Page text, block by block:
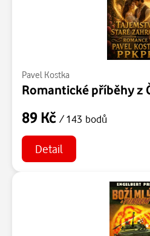
Pavel Kostka
89 Kč / 143 bodů
Detail